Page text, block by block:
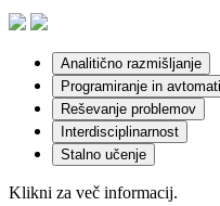
Analitično razmišljanje
Programiranje in
Reševanje problemov
Interdisciplinarnost
Stalno učenje
Klikni za več informacij.